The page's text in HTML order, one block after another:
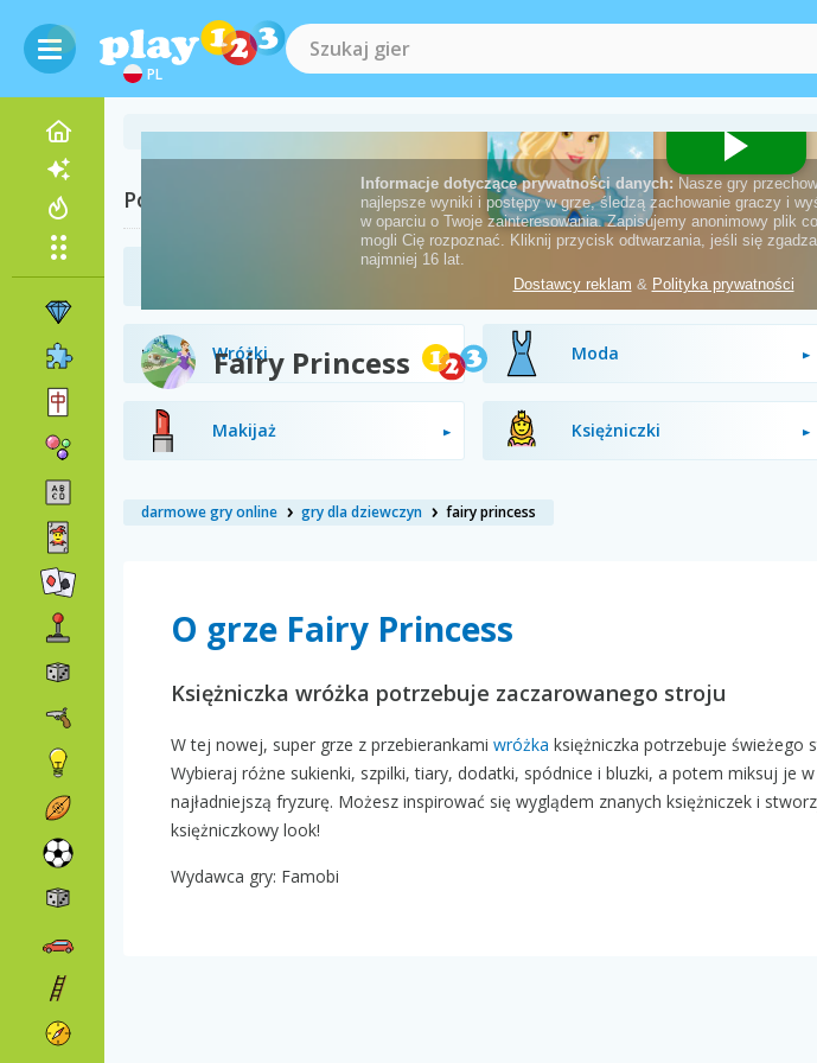
PL
Fairy Princess
Powiązane kategorie
Dekorowanie
Wróżki Moda
Makijaż Księżniczki
darmowe gry online gry dla dziewczyn fairy princess
O grze Fairy Princess
Księżniczka wróżka potrzebuje zaczarowanego stroju
W tej nowej, super grze z przebierankami wróżka księżniczka potrzebuje świeżego
Wybieraj różne sukienki, szpilki, tiary, dodatki, spódnice i bluzki, a potem miksuj je
najładniejszą fryzurę. Możesz inspirować się wyglądem znanych księżniczek i
księżniczkowy look!
Wydawca gry: Famobi